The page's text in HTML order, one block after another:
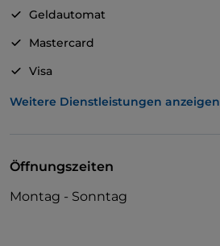
Geldautomat
Mastercard
Visa
Behindertengerechter Zugang
Weitere Dienstleistungen anzeigen
Öffnungszeiten
Montag - Sonntag